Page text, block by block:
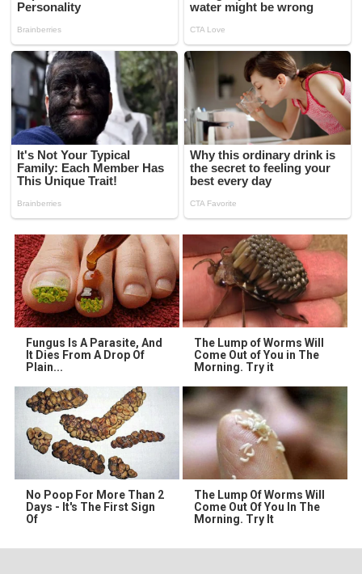
Fungus Is A Parasite, And
It Dies From A Drop Of
Plain...
The Lump of Worms Will
Come Out of You in The
Morning. Try it
No Poop For More Than 2
Days - It's The First Sign
Of
The Lump Of Worms Will
Come Out Of You In The
Morning. Try It